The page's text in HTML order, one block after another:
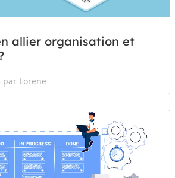
allier organisation et
par Lorene